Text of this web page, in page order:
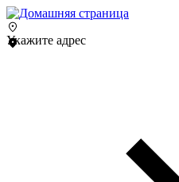
Укажите адрес